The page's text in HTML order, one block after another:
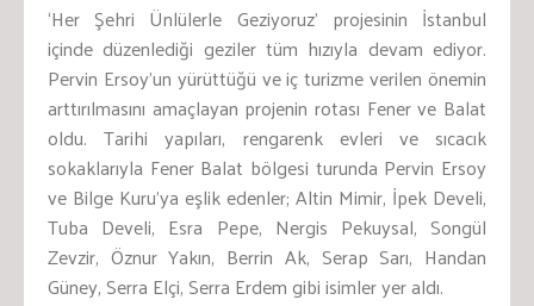
‘Her Şehri Ünlülerle Geziyoruz’ projesinin İstanbul
içinde düzenlediği geziler tüm hızıyla devam ediyor.
Pervin Ersoy’un yürüttüğü ve iç turizme verilen önemin
arttırılmasını amaçlayan projenin rotası Fener ve Balat
oldu. Tarihi yapıları, rengarenk evleri ve sıcacık
sokaklarıyla Fener Balat bölgesi turunda Pervin Ersoy
ve Bilge Kuru’ya eşlik edenler; Altin Mimir, İpek Develi,
Tuba Develi, Esra Pepe, Nergis Pekuysal, Songül
Zevzir, Öznur Yakın, Berrin Ak, Serap Sarı, Handan
Güney, Serra Elçi, Serra Erdem gibi isimler yer aldı.